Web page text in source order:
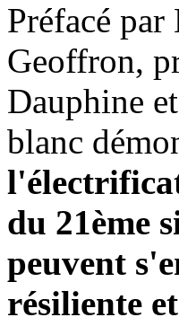
Préfacé
Geoffron,
Dauphine
blanc
du 21ème
peuvent
résiliente